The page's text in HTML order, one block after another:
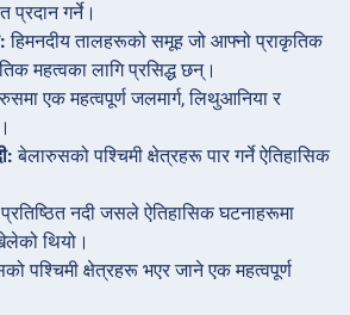
प्रदान गर्ने।
हिमनदीय तालहरूको समूह जो आफ्नो प्राकृतिक
महत्वका लागि प्रसिद्ध छन्।
एक महत्वपूर्ण जलमार्ग, लिथुआनिया र
बेलारुसको पश्चिमी क्षेत्रहरू पार गर्ने ऐतिहासिक
नदी जसले ऐतिहासिक घटनाहरूमा
थियो।
पश्चिमी क्षेत्रहरू भएर जाने एक महत्वपूर्ण